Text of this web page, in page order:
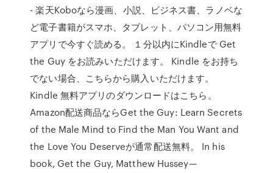
- 楽天Koboなら漫画、小説、ビジネス書、ラノベな
ど電子書籍がスマホ、タブレット、パソコン用無料
アプリで今すぐ読める。 １分以内にKindleで Get
the Guy をお読みいただけます。 Kindle をお持ち
でない場合、こちらから購入いただけます。
Kindle 無料アプリのダウンロードはこちら。
Amazon配送商品ならGet the Guy: Learn Secrets
of the Male Mind to Find the Man You Want and
the Love You Deserveが通常配送無料。 In his
book, Get the Guy, Matthew Hussey—